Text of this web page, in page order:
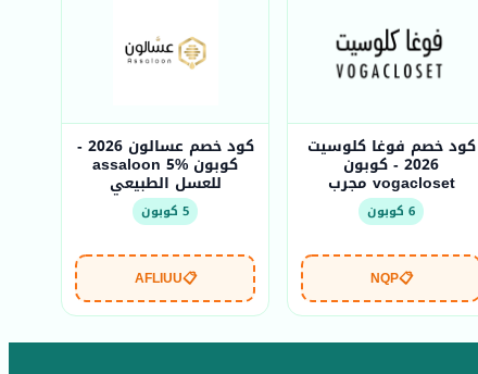
كود خصم فوغا كلوسيت
2026 - كوبون
vogacloset مجرب
6 كوبون
📋
NQP
كود خصم عسالون 2026 -
كوبون assaloon 5%
للعسل الطبيعي
5 كوبون
📋
AFLIUU